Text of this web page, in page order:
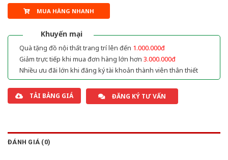
MUA HÀNG NHANH
Khuyến mại
Quà tặng đồ nội thất trang trí lên đến 1.000.000đ
Giảm trực tiếp khi mua đơn hàng lớn hơn 3.000.000đ
Nhiều ưu đãi lớn khi đăng ký tài khoản thành viên thân thiết
TẢI BẢNG GIÁ ĐĂNG KÝ TƯ VẤN
ĐÁNH GIÁ (0)